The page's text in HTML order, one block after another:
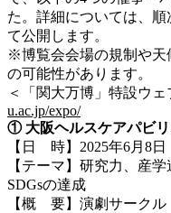
た。詳細については、
て公開します。
※博覧会会場の規制や天
の可能性があります。
＜「関大万博」特設ウ
u.ac.jp/expo/
① 大阪ヘルスケアパビ
【日 時】2025年6月8日
【テーマ】研究力、産
SDGsの達成
【概 要】演劇サークル